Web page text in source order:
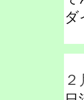
ダ